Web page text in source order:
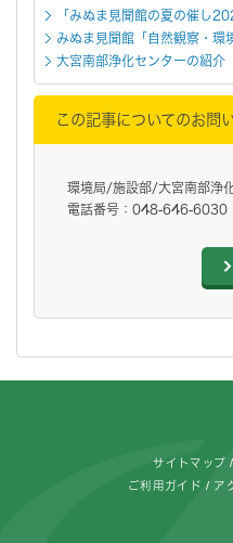
「みぬま見聞館の夏の催し
みぬま見聞館「自然観察・環
大宮南部浄化センターの紹介
この記事についてのお問
環境局/施設部/大宮南部浄
電話番号：048-646-6030
サイトマップ
ご利用ガイド ア